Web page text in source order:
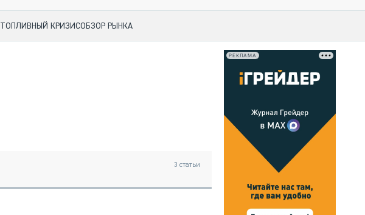
ТОПЛИВНЫЙ КРИЗИСОБЗОР РЫНКА
ПАССАЖИРСКИЙ ТРАНСПОРТ
3 статьи
РЕКЛАМА